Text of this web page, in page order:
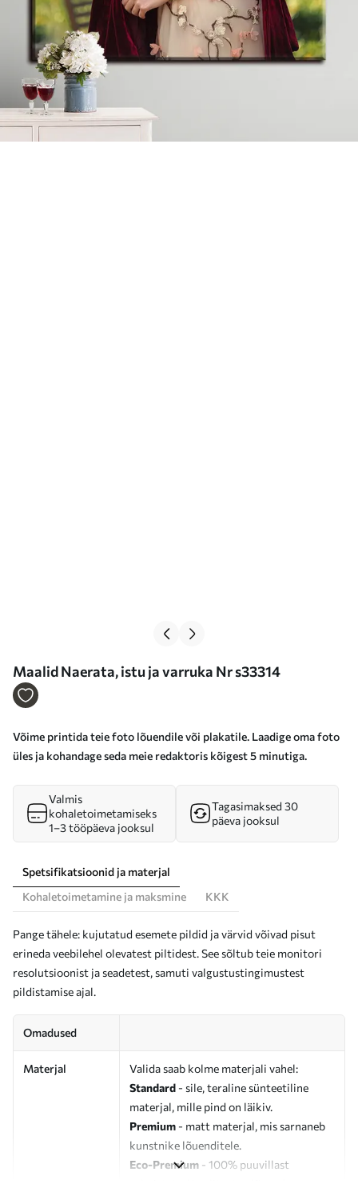
Maalid Naerata, istu ja varruka Nr s33314
Võime printida teie foto lõuendile või plakatile. Laadige oma foto
üles ja kohandage seda meie redaktoris kõigest 5 minutiga.
Valmis
kohaletoimetamiseks
1–3 tööpäeva jooksul
Tagasimaksed 30
päeva jooksul
Spetsifikatsioonid ja materjal
Kohaletoimetamine ja maksmine
KKK
Pange tähele: kujutatud esemete pildid ja värvid võivad pisut
erineda veebilehel olevatest piltidest. See sõltub teie monitori
resolutsioonist ja seadetest, samuti valgustustingimustest
pildistamise ajal.
Omadused
Materjal
Valida saab kolme materjali vahel:
Standard - sile, teraline sünteetiline
materjal, mille pind on läikiv.
Premium - matt materjal, mis sarnaneb
kunstnike lõuenditele.
Eco-Premium - 100% puuvillast